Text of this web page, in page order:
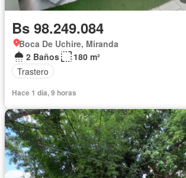
Bs 98.249.084
Boca De Uchire, Miranda
2 Baños
180 m²
Trastero
Hace 1 día, 9 horas